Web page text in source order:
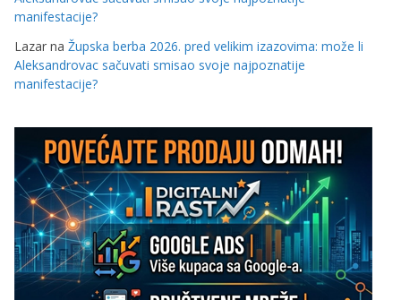
manifestacije?
Lazar na Župska berba 2026. pred velikim izazovima: može li
Aleksandrovac sačuvati smisao svoje najpoznatije
manifestacije?